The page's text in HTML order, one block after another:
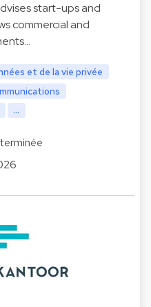
start-ups and
commercial and
et de la vie privée
...